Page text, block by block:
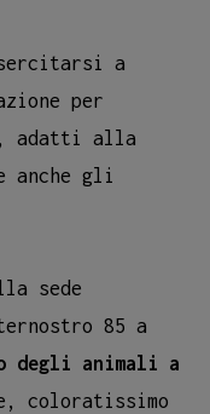
a
per
adatti alla
anche gli
sede
85 a
degli animali a
coloratissimo